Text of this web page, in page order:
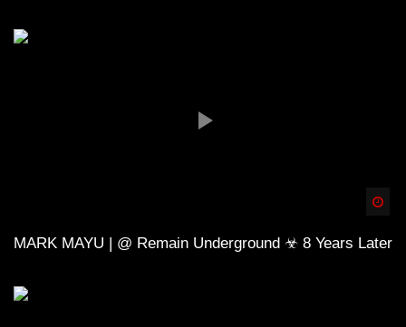
MARK MAYU | @ Remain Underground ☣ 8 Years Later